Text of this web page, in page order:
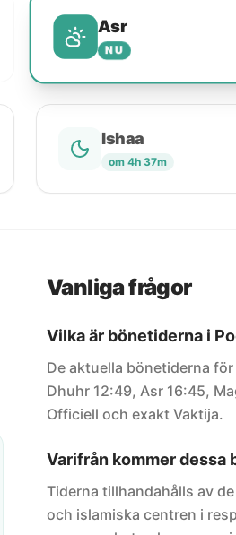
Asr
NU
Ishaa
om 4h 37m
Vanliga frågor
Vilka är bönetiderna i
De aktuella bönetiderna
Dhuhr 12:49, Asr 16:45,
Officiell och exakt Vaktija.
Varifrån kommer dessa
Tiderna tillhandahålls av
och islamiska centren i